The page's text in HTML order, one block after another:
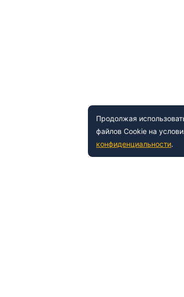
Продолжая
файлов Cookie на
конфиденциальности.